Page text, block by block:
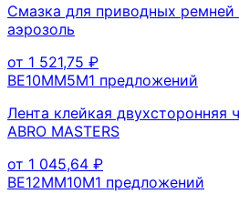
Смазка для приводных ремней
аэрозоль
от 1 521,75 ₽
BE10MM5M1 предложений
Лента клейкая двухсторонняя
ABRO MASTERS
от 1 045,64 ₽
BE12MM10M1 предложений